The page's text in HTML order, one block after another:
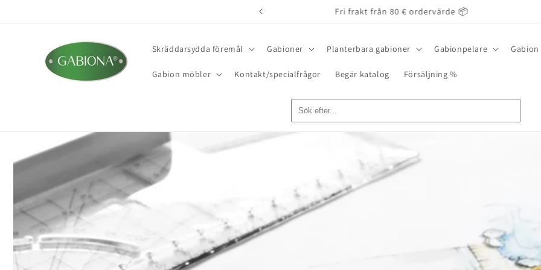
Fri frakt från 80 € ordervärde 📦
Skräddarsydda föremål Gabioner Planterbara gabioner Gabionpelare
Gabion möbler Kontakt/specialfrågor Begär katalog Försäljning %